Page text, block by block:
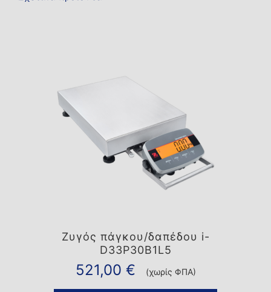
Ζυγός πάγκου/δαπέδου i-
D33P30B1L5
521,00 € (χωρίς ΦΠΑ)